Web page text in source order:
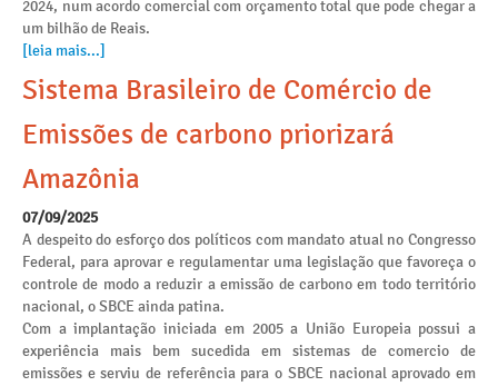
2024, num acordo comercial com orçamento total que pode chegar a
um bilhão de Reais.
[leia mais...]
Sistema Brasileiro de Comércio de
Emissões de carbono priorizará
Amazônia
07/09/2025
A despeito do esforço dos políticos com mandato atual no Congresso
Federal, para aprovar e regulamentar uma legislação que favoreça o
controle de modo a reduzir a emissão de carbono em todo território
nacional, o SBCE ainda patina.
Com a implantação iniciada em 2005 a União Europeia possui a
experiência mais bem sucedida em sistemas de comercio de
emissões e serviu de referência para o SBCE nacional aprovado em